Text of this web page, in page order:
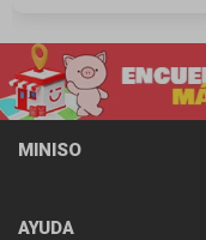
MINISO
AYUDA